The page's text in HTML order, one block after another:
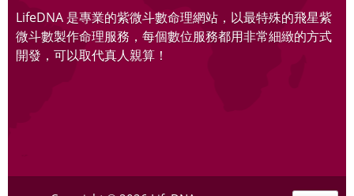
LifeDNA 是專業的紫微斗數命理網站，以最特殊的飛星紫
微斗數製作命理服務，每個數位服務都用非常細緻的方式
開發，可以取代真人親算！